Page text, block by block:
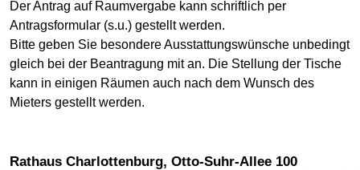
Der Antrag auf Raumvergabe kann schriftlich per
Antragsformular (s.u.) gestellt werden.
Bitte geben Sie besondere Ausstattungswünsche unbedingt
gleich bei der Beantragung mit an. Die Stellung der Tische
kann in einigen Räumen auch nach dem Wunsch des
Mieters gestellt werden.
Rathaus Charlottenburg, Otto-Suhr-Allee 100